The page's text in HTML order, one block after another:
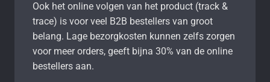
Ook het online volgen van het product (track &
trace) is voor veel B2B bestellers van groot
belang. Lage bezorgkosten kunnen zelfs zorgen
voor meer orders, geeft bijna 30% van de online
bestellers aan.